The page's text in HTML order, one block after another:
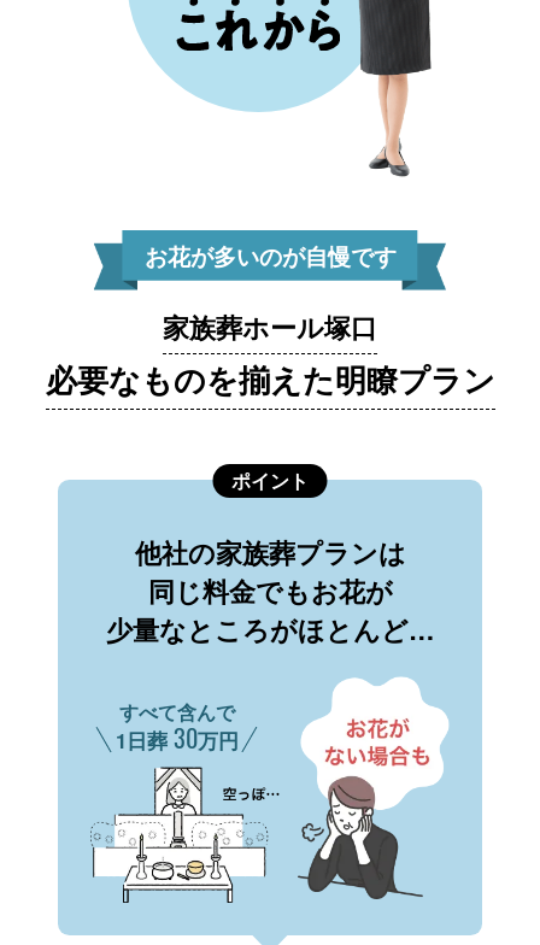
お花が多いのが自慢です
家族葬ホール塚口
必要なものを揃えた明瞭プラン
ポイント
他社の家族葬プランは
同じ料金でもお花が
少量なところがほとんど…
すべて含んで
1日葬 30万円